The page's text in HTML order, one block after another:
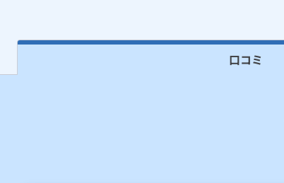
口コミ